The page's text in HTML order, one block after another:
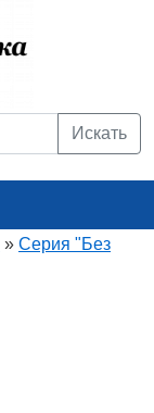
Искать
» Серия "Без